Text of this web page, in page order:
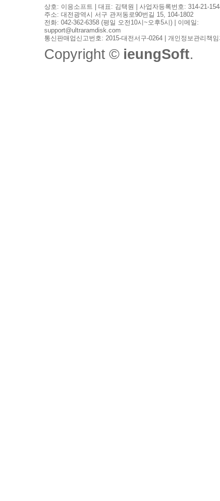
상호: 이응소프트 | 대표: 김택원 | 사업자등록번호: 314-21-
주소: 대전광역시 서구 관저동로90번길 15, 104-1802
전화: 042-362-6358 (평일 오전10시~오후5시) | 이메일:
support@ultraramdisk.com
통신판매업신고번호: 2015-대전서구-0264 | 개인정보관리책
Copyright © ieungSoft.